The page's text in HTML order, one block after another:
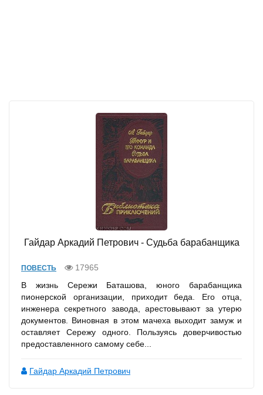
Гайдар Аркадий Петрович - Судьба барабанщика
ПОВЕСТЬ
17965
В жизнь Сережи Баташова, юного барабанщика
пионерской организации, приходит беда. Его отца,
инженера секретного завода, арестовывают за утерю
документов. Виновная в этом мачеха выходит замуж и
оставляет Сережу одного. Пользуясь доверчивостью
предоставленного самому себе...
Гайдар Аркадий Петрович